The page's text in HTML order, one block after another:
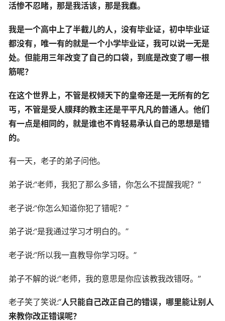
活惨不忍睹，那是我活该，那是我蠢。
我是一个高中上了半截儿的人，没有毕业证，初中毕业证
都没有，唯一有的就是一个小学毕业证，我可以说一无是
处。但能用三年改变了自己的口袋，到底是改变了哪一根
筋呢？
在这个世界上，不管是权倾天下的皇帝还是一无所有的乞
丐，不管是受人膜拜的教主还是平平凡凡的普通人。他们
有一点是相同的，就是谁也不肯轻易承认自己的思想是错
的。
有一天，老子的弟子问他。
弟子说:“老师，我犯了那么多错，你怎么不提醒我呢？”
老子说:“你怎么知道你犯了错呢？”
弟子说:“是我通过学习才明白的。”
老子说:“所以我一直教导你学习呀。”
弟子不解的说:“老师，我的意思是你应该教我改错呀。”
老子笑了笑说:“人只能自己改正自己的错误，哪里能让别人
来教你改正错误呢？